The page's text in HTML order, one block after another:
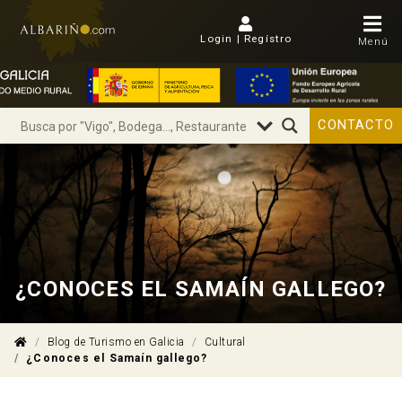
Login | Regístro Menú
CONTACTO
¿CONOCES EL SAMAÍN GALLEGO?
Blog de Turismo en Galicia
Cultural
¿Conoces el Samaín gallego?